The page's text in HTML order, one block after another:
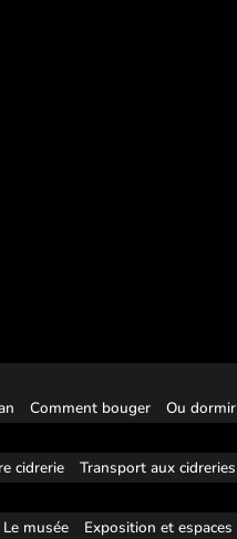
Comment bouger Ou dormir
cidrerie Transport aux cidreries
musée Exposition et espaces